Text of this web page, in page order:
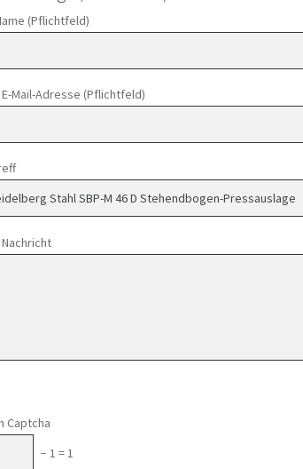
(Pflichtfeld)
Mail-Adresse (Pflichtfeld)
Captcha
− 1 = 1